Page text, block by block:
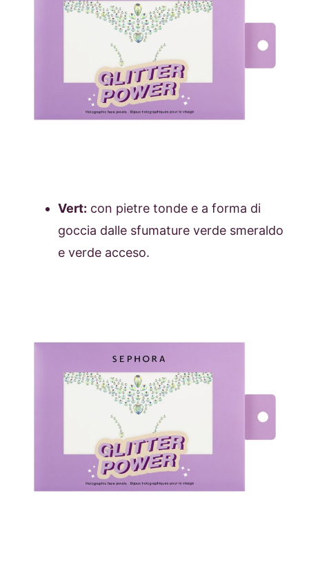
Vert: con pietre tonde e a forma di
goccia dalle sfumature verde smeraldo
e verde acceso.